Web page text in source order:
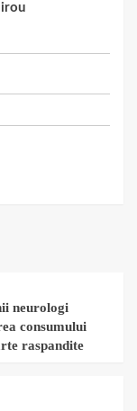
neurologi
consumului
raspandite